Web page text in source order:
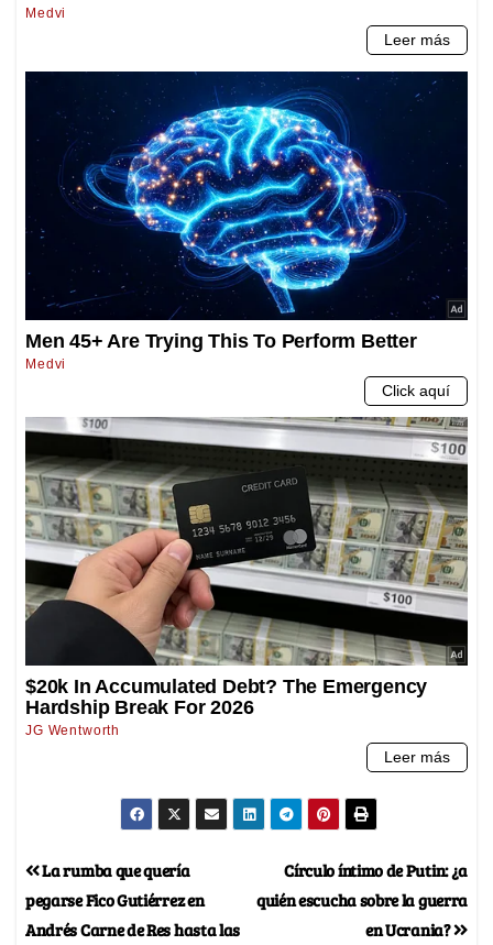
Círculo íntimo de Putin: ¿a
quién escucha sobre la guerra
en Ucrania?
La rumba que quería
pegarse Fico Gutiérrez en
Andrés Carne de Res hasta las